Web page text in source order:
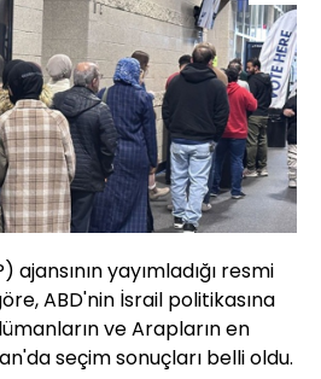
yayımladığı resmi
ABD'nin İsrail politikasına
ve Arapların en
seçim sonuçları belli oldu.